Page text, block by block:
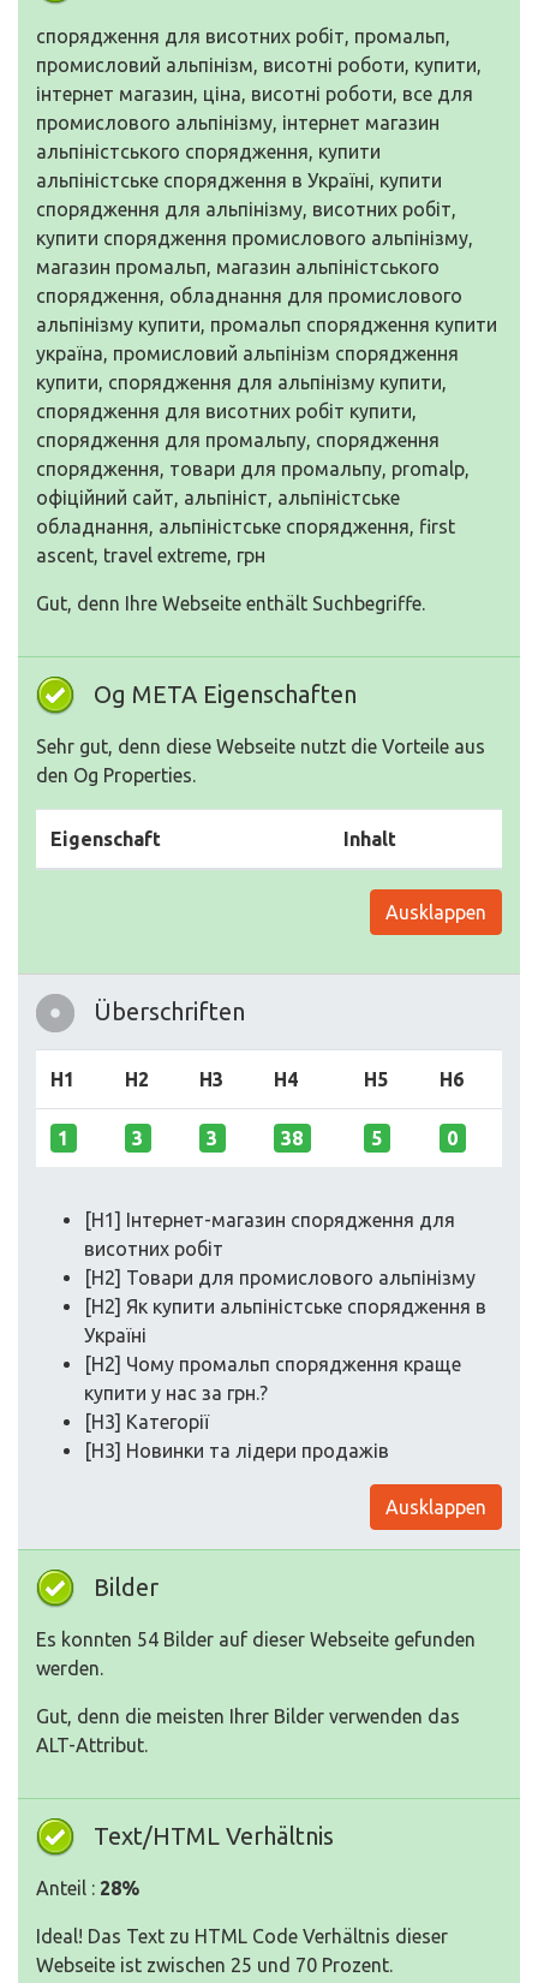
спорядження для висотних робіт, промальп,
промисловий альпінізм, висотні роботи, купити,
інтернет магазин, ціна, висотні роботи, все для
промислового альпінізму, інтернет магазин
альпіністського спорядження, купити
альпіністське спорядження в Україні, купити
спорядження для альпінізму, висотних робіт,
купити спорядження промислового альпінізму,
магазин промальп, магазин альпіністського
спорядження, обладнання для промислового
альпінізму купити, промальп спорядження купити
україна, промисловий альпінізм спорядження
купити, спорядження для альпінізму купити,
спорядження для висотних робіт купити,
спорядження для промальпу, спорядження
спорядження, товари для промальпу, promalp,
офіційний сайт, альпініст, альпіністське
обладнання, альпіністське спорядження, first
ascent, travel extreme, грн
Gut, denn Ihre Webseite enthält Suchbegriffe.
Og META Eigenschaften
Sehr gut, denn diese Webseite nutzt die Vorteile aus
den Og Properties.
Eigenschaft Inhalt
Ausklappen
Überschriften
H1 H2 H3 H4 H5 H6
1 3 3 38 5 0
[H1] Інтернет-магазин спорядження для
висотних робіт
[H2] Товари для промислового альпінізму
[H2] Як купити альпіністське спорядження в
Україні
[H2] Чому промальп спорядження краще
купити у нас за грн.?
[H3] Категорії
[H3] Новинки та лідери продажів
Ausklappen
Bilder
Es konnten 54 Bilder auf dieser Webseite gefunden
werden.
Gut, denn die meisten Ihrer Bilder verwenden das
ALT-Attribut.
Text/HTML Verhältnis
Anteil : 28%
Ideal! Das Text zu HTML Code Verhältnis dieser
Webseite ist zwischen 25 und 70 Prozent.